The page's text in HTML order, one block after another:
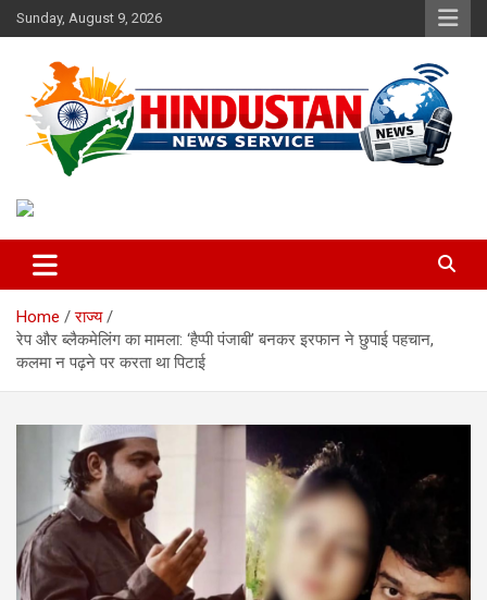
Skip
to
Sunday, August 9, 2026
Hindustan News Service
Home
राज्य
रेप और ब्लैकमेलिंग का मामला: ‘हैप्पी पंजाबी’ बनकर इरफान ने छुपाई पहचान,
कलमा न पढ़ने पर करता था पिटाई